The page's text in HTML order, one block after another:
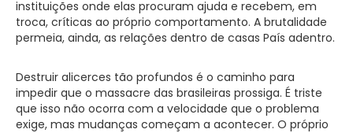
instituições onde elas procuram ajuda e recebem, em
troca, críticas ao próprio comportamento. A brutalidade
permeia, ainda, as relações dentro de casas País adentro.
Destruir alicerces tão profundos é o caminho para
impedir que o massacre das brasileiras prossiga. É triste
que isso não ocorra com a velocidade que o problema
exige, mas mudanças começam a acontecer. O próprio